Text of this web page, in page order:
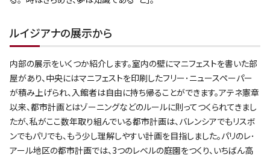
ルイジアナの展示から
内部の展示をいくつか紹介します。室内の壁にマニフェストを書いた部
屋があり、中央にはマニフェストを印刷したフリー･ニュースペーパー
が積み上げられ、入館者は自由に持ち帰ることができます。アテネ憲章
以来、都市計画とはゾーニングなどのルールに則ってつくられてきまし
たが、私がここ数年取り組んでいる都市計画は、バレンシアでもリスボ
ンでもパリでも、もう少し理解しやすい計画を目指しました。パリのレ･
アール地区の都市計画では、3つのレベルの庭園をつくり、いちばん高